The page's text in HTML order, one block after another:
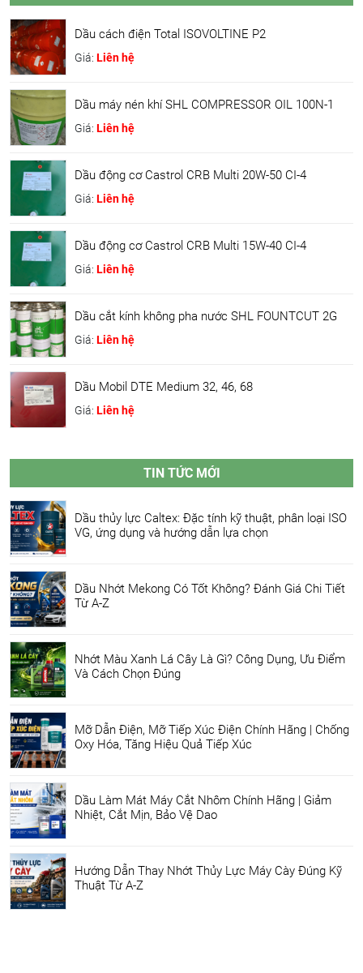
Dầu cách điện Total ISOVOLTINE P2
Giá: Liên hệ
Dầu máy nén khí SHL COMPRESSOR OIL 100N-1
Giá: Liên hệ
Dầu động cơ Castrol CRB Multi 20W-50 CI-4
Giá: Liên hệ
Dầu động cơ Castrol CRB Multi 15W-40 CI-4
Giá: Liên hệ
Dầu cắt kính không pha nước SHL FOUNTCUT 2G
Giá: Liên hệ
Dầu Mobil DTE Medium 32, 46, 68
Giá: Liên hệ
TIN TỨC MỚI
Dầu thủy lực Caltex: Đặc tính kỹ thuật, phân loại ISO
VG, ứng dụng và hướng dẫn lựa chọn
Dầu Nhớt Mekong Có Tốt Không? Đánh Giá Chi Tiết
Từ A-Z
Nhớt Màu Xanh Lá Cây Là Gì? Công Dụng, Ưu Điểm
Và Cách Chọn Đúng
Mỡ Dẫn Điện, Mỡ Tiếp Xúc Điện Chính Hãng | Chống
Oxy Hóa, Tăng Hiệu Quả Tiếp Xúc
Dầu Làm Mát Máy Cắt Nhôm Chính Hãng | Giảm
Nhiệt, Cắt Mịn, Bảo Vệ Dao
Hướng Dẫn Thay Nhớt Thủy Lực Máy Cày Đúng Kỹ
Thuật Từ A-Z